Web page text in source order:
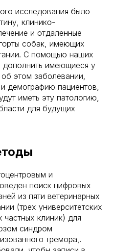
исследования было
клинико-
и отдаленные
собак, имеющих
С помощью наших
дополнить имеющиеся у
этом заболевании,
демографию пациентов,
иметь эту патологию,
для будущих
и
поиск цифровых
из пяти ветеринарных
(трех университетских
клиник) для
синдром
тремора,.